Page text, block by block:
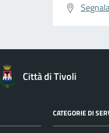
Città di Tivoli
CATEGORIE DI